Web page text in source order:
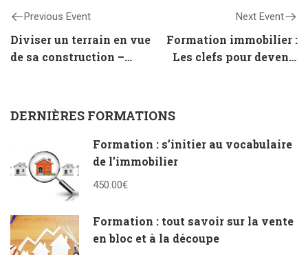
Previous Event
Diviser un terrain en vue
de sa construction –
Next Event
Formation immobilier :
Les clefs pour devenir
DERNIÈRES FORMATIONS
Formation : s’initier au vocabulaire
de l’immobilier
450.00€
Formation : tout savoir sur la vente
en bloc et à la découpe